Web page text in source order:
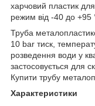
харчовий пластик
режим від -40 до +95
Труба
10 bar тиск,
розведення води у
застосовується для
Купити трубу
Характеристики